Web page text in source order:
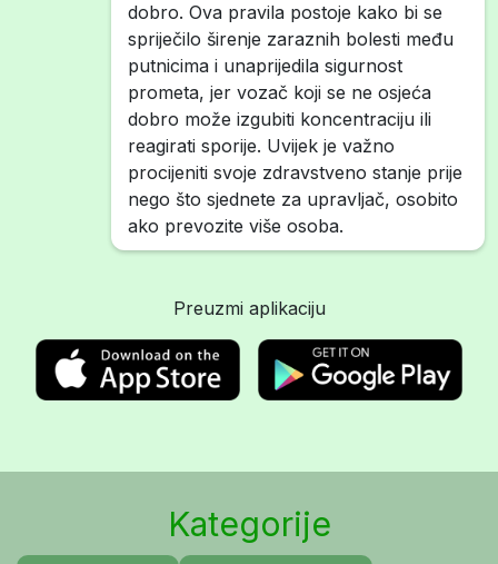
dobro. Ova pravila postoje kako bi se
spriječilo širenje zaraznih bolesti među
putnicima i unaprijedila sigurnost
prometa, jer vozač koji se ne osjeća
dobro može izgubiti koncentraciju ili
reagirati sporije. Uvijek je važno
procijeniti svoje zdravstveno stanje prije
nego što sjednete za upravljač, osobito
ako prevozite više osoba.
Preuzmi aplikaciju
Kategorije